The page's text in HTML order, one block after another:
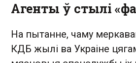
Агенты ў стылі
На пытанне, чаму
КДБ жылі ва Украіне